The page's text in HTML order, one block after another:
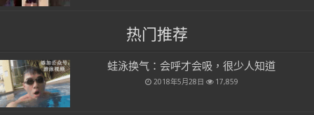
热门推荐
蛙泳换气：会呼才会吸，很少人知道
2018年5月28日 17,859